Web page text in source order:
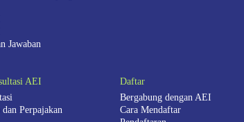
Jawaban
AEI
Perpajakan
Daftar
Bergabung dengan AEI
Cara Mendaftar